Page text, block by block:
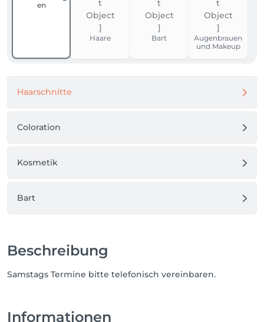
en
Haare Bart
Augenbrauen
und Makeup
Haarschnitte
Coloration
Kosmetik
Bart
Beschreibung
Samstags Termine bitte telefonisch vereinbaren.
Informationen